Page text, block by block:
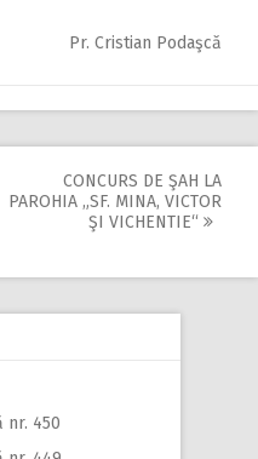
Pr. Cristian Podaşcă
CONCURS DE ŞAH LA
PAROHIA „SF. MINA, VICTOR
ŞI VICHENTIE“
nr. 450